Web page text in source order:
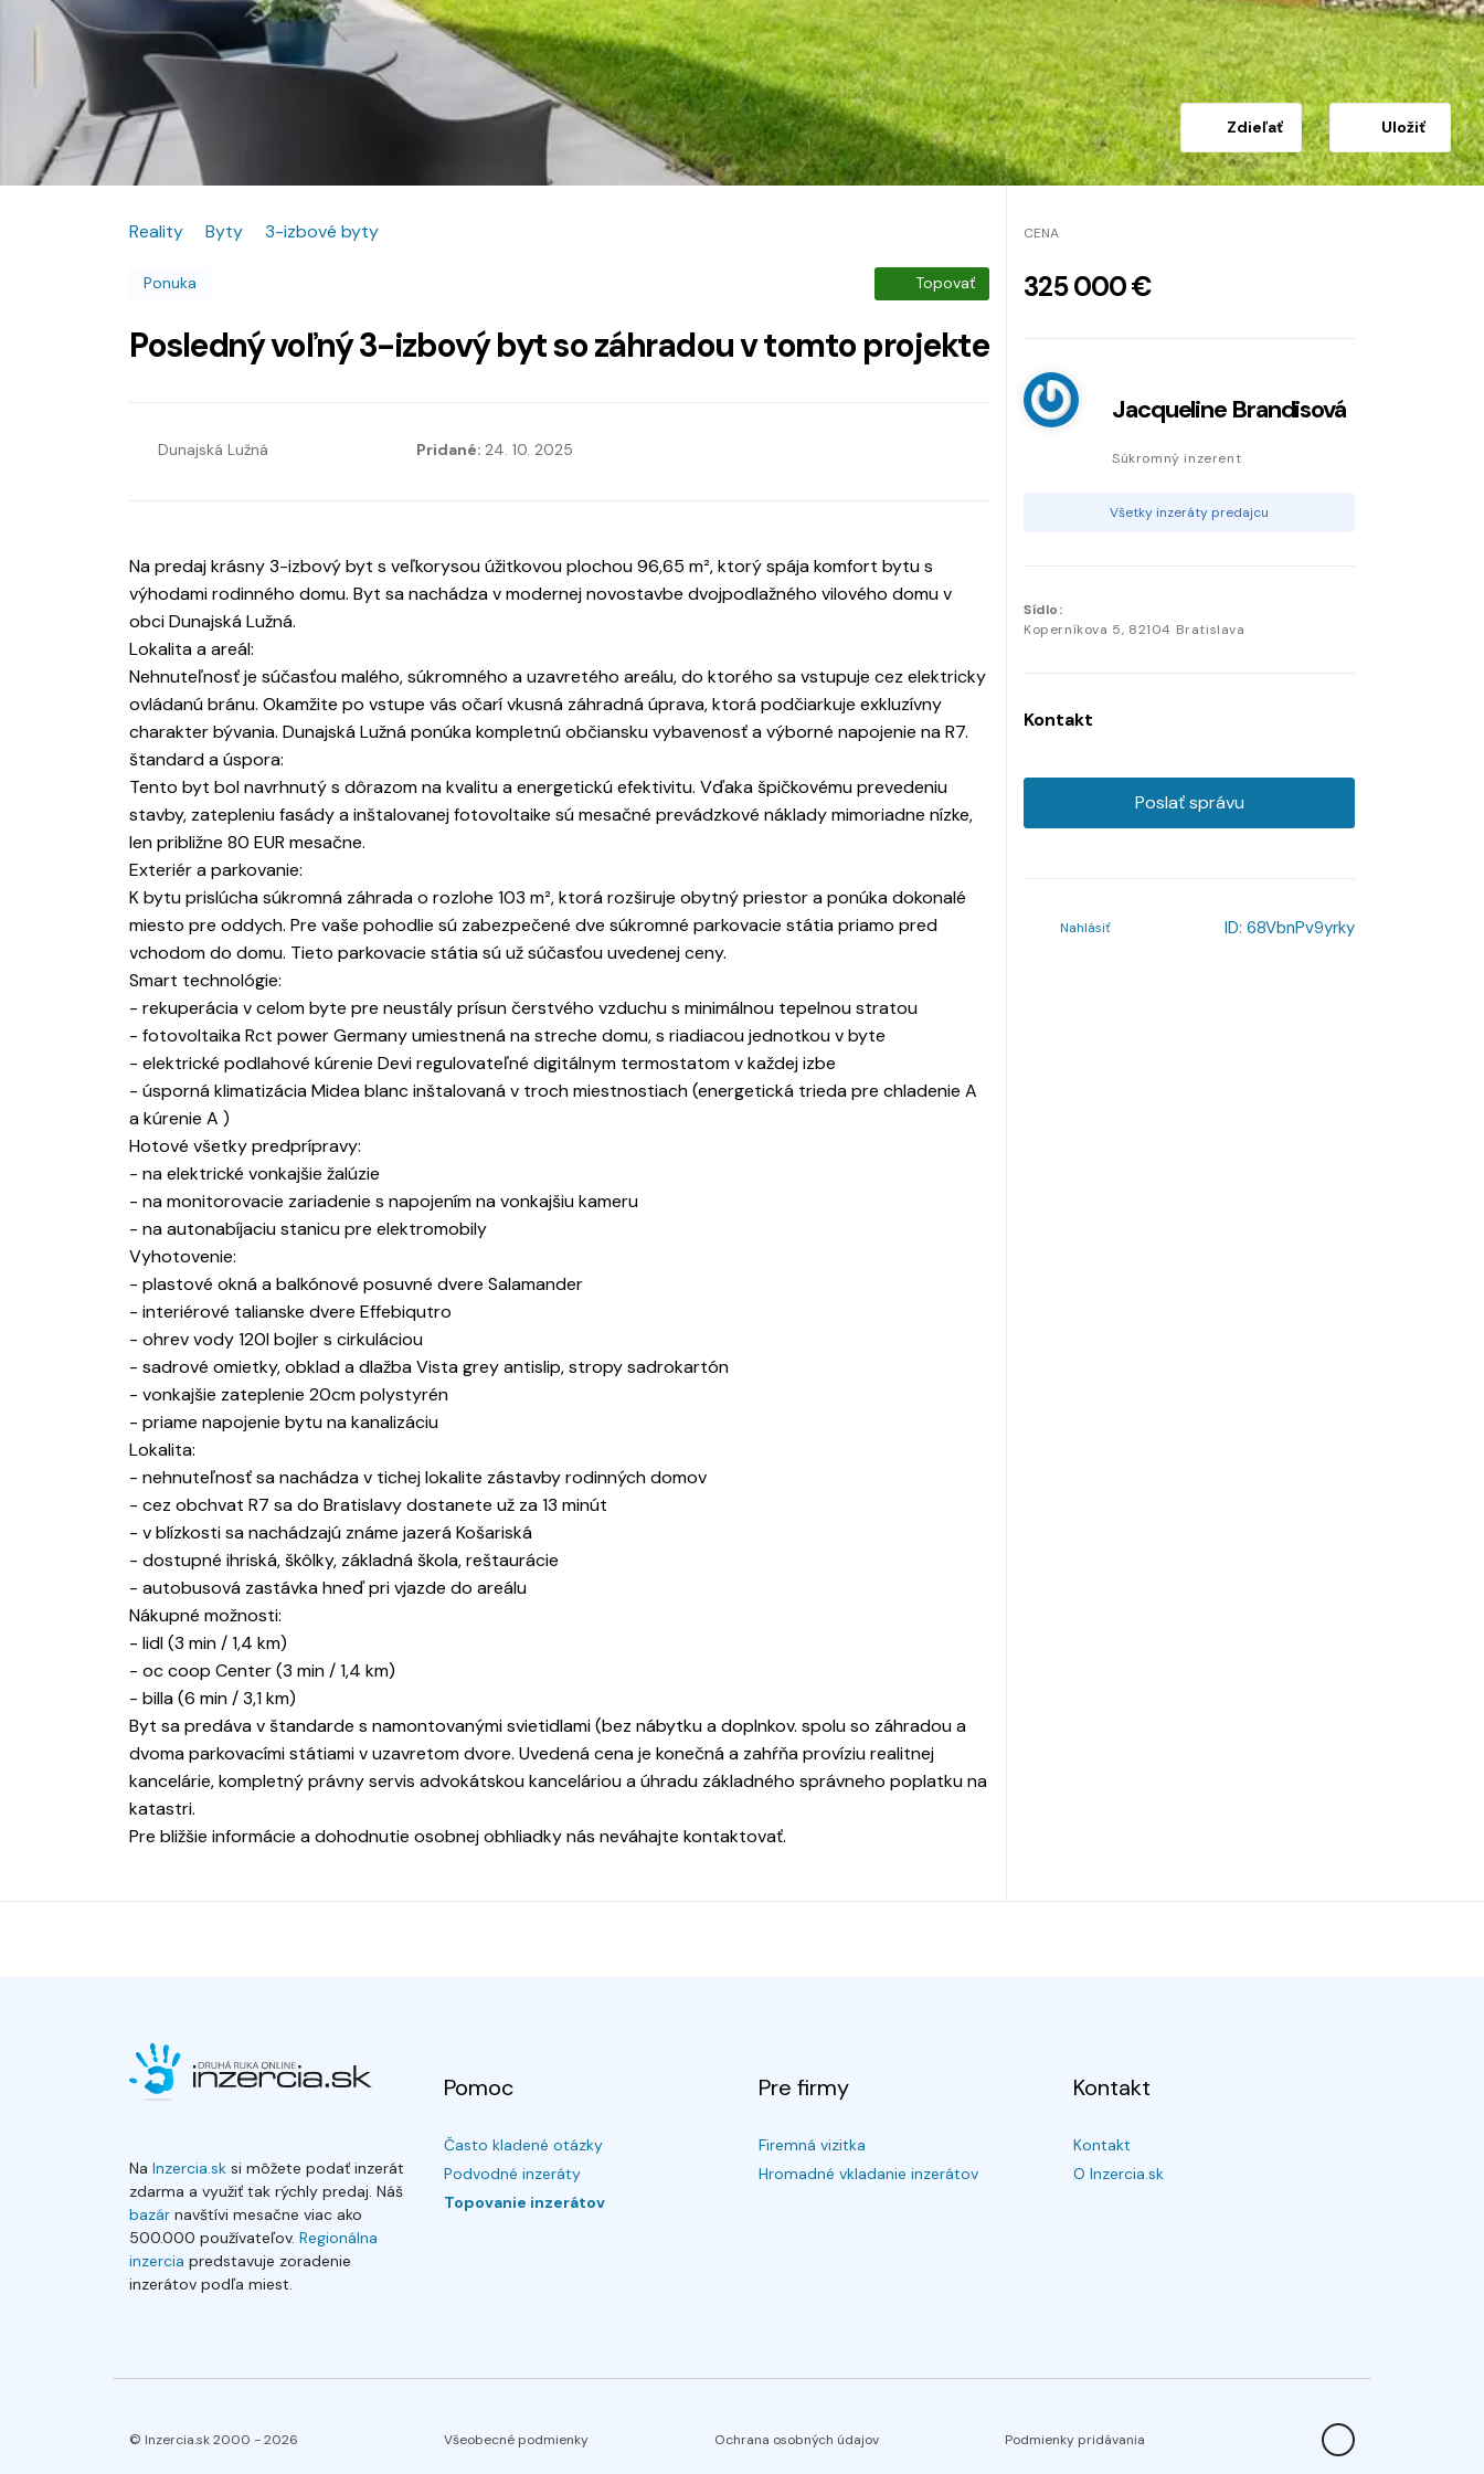
Zdieľať Uložiť
Reality Byty 3-izbové byty
Ponuka Topovať
Posledný voľný 3-izbový byt so záhradou v tomto projekte
Dunajská Lužná Pridané: 24. 10. 2025
Na predaj krásny 3-izbový byt s veľkorysou úžitkovou plochou 96,65 m², ktorý spája komfort bytu s
výhodami rodinného domu. Byt sa nachádza v modernej novostavbe dvojpodlažného vilového domu v
obci Dunajská Lužná.
Lokalita a areál:
Nehnuteľnosť je súčasťou malého, súkromného a uzavretého areálu, do ktorého sa vstupuje cez elektricky
ovládanú bránu. Okamžite po vstupe vás očarí vkusná záhradná úprava, ktorá podčiarkuje exkluzívny
charakter bývania. Dunajská Lužná ponúka kompletnú občiansku vybavenosť a výborné napojenie na R7.
štandard a úspora:
Tento byt bol navrhnutý s dôrazom na kvalitu a energetickú efektivitu. Vďaka špičkovému prevedeniu
stavby, zatepleniu fasády a inštalovanej fotovoltaike sú mesačné prevádzkové náklady mimoriadne nízke,
len približne 80 EUR mesačne.
Exteriér a parkovanie:
K bytu prislúcha súkromná záhrada o rozlohe 103 m², ktorá rozširuje obytný priestor a ponúka dokonalé
miesto pre oddych. Pre vaše pohodlie sú zabezpečené dve súkromné parkovacie státia priamo pred
vchodom do domu. Tieto parkovacie státia sú už súčasťou uvedenej ceny.
Smart technológie:
- rekuperácia v celom byte pre neustály prísun čerstvého vzduchu s minimálnou tepelnou stratou
- fotovoltaika Rct power Germany umiestnená na streche domu, s riadiacou jednotkou v byte
- elektrické podlahové kúrenie Devi regulovateľné digitálnym termostatom v každej izbe
- úsporná klimatizácia Midea blanc inštalovaná v troch miestnostiach (energetická trieda pre chladenie A
a kúrenie A )
Hotové všetky predprípravy:
- na elektrické vonkajšie žalúzie
- na monitorovacie zariadenie s napojením na vonkajšiu kameru
- na autonabíjaciu stanicu pre elektromobily
Vyhotovenie:
- plastové okná a balkónové posuvné dvere Salamander
- interiérové talianske dvere Effebiqutro
- ohrev vody 120l bojler s cirkuláciou
- sadrové omietky, obklad a dlažba Vista grey antislip, stropy sadrokartón
- vonkajšie zateplenie 20cm polystyrén
- priame napojenie bytu na kanalizáciu
Lokalita:
- nehnuteľnosť sa nachádza v tichej lokalite zástavby rodinných domov
- cez obchvat R7 sa do Bratislavy dostanete už za 13 minút
- v blízkosti sa nachádzajú známe jazerá Košariská
- dostupné ihriská, škôlky, základná škola, reštaurácie
- autobusová zastávka hneď pri vjazde do areálu
Nákupné možnosti:
- lidl (3 min / 1,4 km)
- oc coop Center (3 min / 1,4 km)
- billa (6 min / 3,1 km)
Byt sa predáva v štandarde s namontovanými svietidlami (bez nábytku a doplnkov. spolu so záhradou a
dvoma parkovacími státiami v uzavretom dvore. Uvedená cena je konečná a zahŕňa províziu realitnej
kancelárie, kompletný právny servis advokátskou kanceláriou a úhradu základného správneho poplatku na
katastri.
Pre bližšie informácie a dohodnutie osobnej obhliadky nás neváhajte kontaktovať.
CENA
325 000 €
Jacqueline Brandisová
Súkromný inzerent
Všetky inzeráty predajcu
Sídlo:
Koperníkova 5, 82104 Bratislava
Kontakt
Poslať správu
Nahlásiť ID: 68VbnPv9yrky
Na Inzercia.sk si môžete podať inzerát
zdarma a využiť tak rýchly predaj. Náš
bazár navštívi mesačne viac ako
500.000 používateľov. Regionálna
inzercia predstavuje zoradenie
inzerátov podľa miest.
Pomoc
Často kladené otázky
Podvodné inzeráty
Topovanie inzerátov
Pre firmy
Firemná vizitka
Hromadné vkladanie inzerátov
Kontakt
Kontakt
O Inzercia.sk
© Inzercia.sk 2000 -2026 Všeobecné podmienky Ochrana osobných údajov Podmienky pridávania